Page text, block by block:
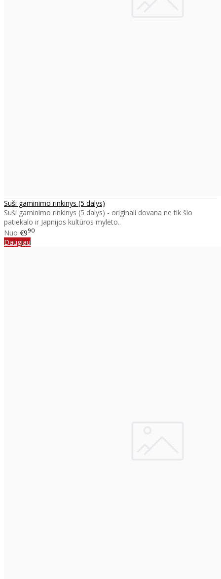
Suši gaminimo rinkinys (5 dalys)
Suši gaminimo rinkinys (5 dalys) - originali dovana ne tik šio
patiekalo ir Japnijos kultūros mylėto..
Nuo €990
Daugiau